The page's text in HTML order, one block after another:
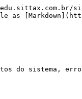
as
do sistema,